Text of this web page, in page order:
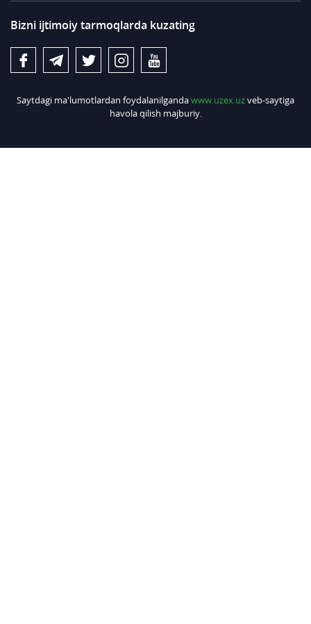
Bizni ijtimoiy tarmoqlarda kuzating
Saytdagi ma'lumotlardan foydalanilgandawww.uzex.uzveb-saytiga
havola qilish majburiy.